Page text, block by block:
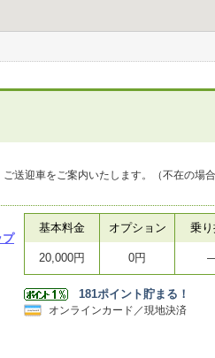
送迎車をご案内いたします。（不在の場合
プ
基本料金 オプション 乗
20,000円 0円
181ポイント貯まる！
オンラインカード／現地決済